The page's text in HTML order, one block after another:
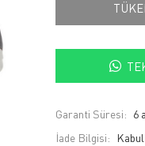
Garanti Süresi: 6
İade Bilgisi: